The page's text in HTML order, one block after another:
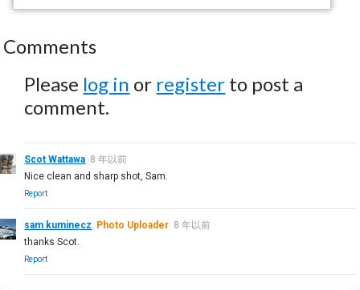
Comments
Please log in or register to post a
comment.
Scot Wattawa 8 年以前
Nice clean and sharp shot, Sam.
Report
sam kuminecz Photo Uploader 8 年以前
thanks Scot.
Report